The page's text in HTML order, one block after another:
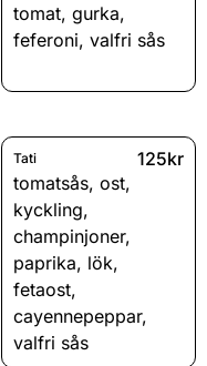
tomat,gurka,
feferoni,valfri sås
Tati
125kr
tomatsås,ost,
kyckling,
champinjoner,
paprika, lök,
fetaost,
cayennepeppar,
valfri sås